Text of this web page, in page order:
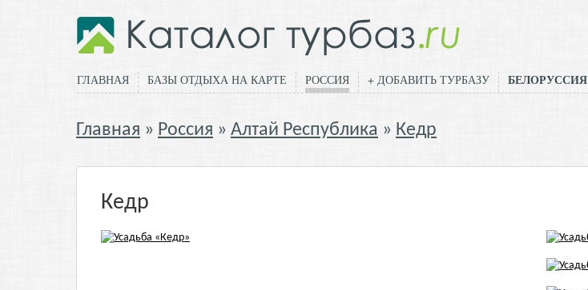
ГЛАВНАЯ БАЗЫ ОТДЫХА НА КАРТЕ РОССИЯ + ДОБАВИТЬ ТУРБАЗУ БЕЛОРУССИЯ
Главная Россия Алтай Республика Кедр
Кедр